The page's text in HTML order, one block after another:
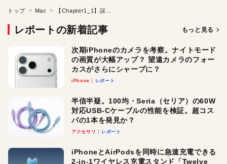
トップ Mac
レポートの新着記事 もっと見る
次期iPhoneのカメラを考察。ナイトモード
の画質が大幅アップ？ 望遠カメラのフォー
カスがさらにシャープに？
iPhone レポート
半信半疑。100均・Seria（セリア）の60W
対応USB-Cケーブルの性能を検証。超コス
パの1本を発見か？
アクセサリ レポート
iPhoneとAirPodsを同時に急速充電できる
2-in-1ワイヤレス充電スタンド「Twelve